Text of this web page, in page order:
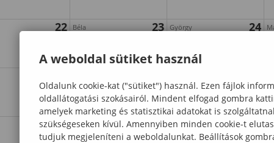
22 Béla 23 György 24
A weboldal sütiket használ
Oldalunk cookie-kat ("sütiket") használ. Ezen fájlok
oldallátogatási szokásairól. Mindent elfogad gombra
amelyek marketing és statisztikai adatokat is
szükségeseken kívül. Amennyiben minden cookie-t
tudjuk megjeleníteni a weboldalunkat. Beállítások